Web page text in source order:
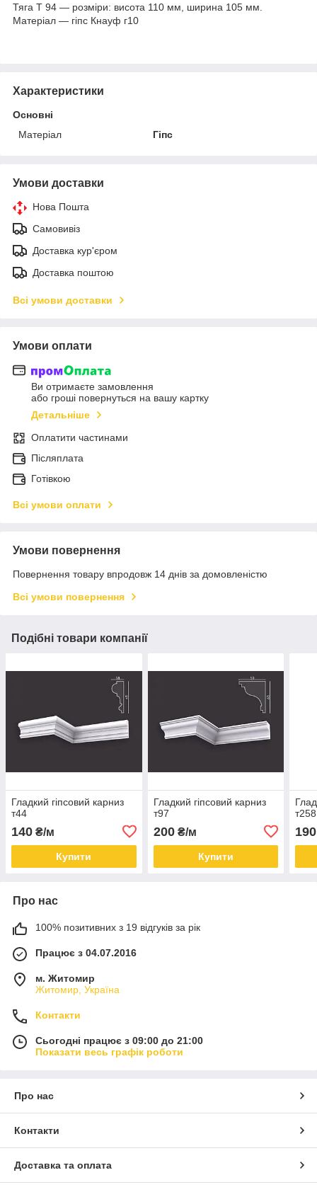
Тяга Т 94 — розміри: висота 110 мм, ширина 105 мм.
Матеріал — гіпс Кнауф г10
Характеристики
Основні
Матеріал
Гіпс
Умови доставки
Нова Пошта
Самовивіз
Доставка кур'єром
Доставка поштою
Всі умови доставки
Умови оплати
Ви отримаєте замовлення
або гроші повернуться на вашу картку
Детальніше
Оплатити частинами
Післяплата
Готівкою
Всі умови оплати
Умови повернення
Повернення товару впродовж 14 днів за домовленістю
Всі умови повернення
Подібні товари компанії
Гладкий гіпсовий карниз
т44
140 ₴/м
Купити
Гладкий гіпсовий карниз
т97
200₴/м
Купити
т258
190
Про нас
100% позитивних з 19 відгуків за рік
Працює з 04.07.2016
м. Житомир
Житомир, Україна
Контакти
Сьогодні працює з 09:00 до 21:00
Показати весь графік роботи
Про нас
Контакти
Доставка та оплата